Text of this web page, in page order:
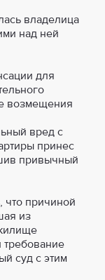
владелица
над ней
для
возмещения
вред с
принес
привычный
что причиной
из
требование
суд с этим